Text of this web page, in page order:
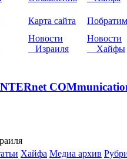
Карта сайта
Новости
Израиля
Новости
Хайфы
Хайфа Медиа архив